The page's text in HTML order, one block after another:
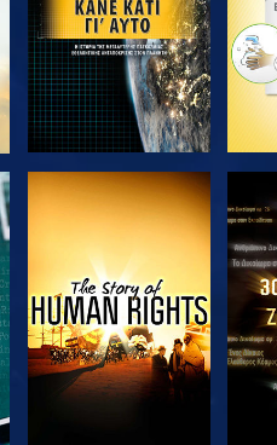
ΠΑΡΑΚΟΛΟΥΘΗΣΤΕ